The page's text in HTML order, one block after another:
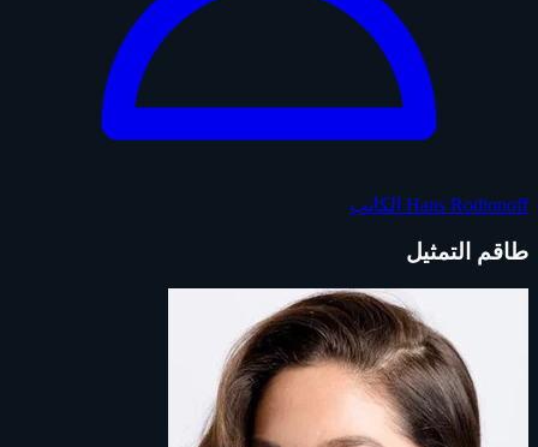
Hans Rodionoff الكاتب
طاقم التمثيل